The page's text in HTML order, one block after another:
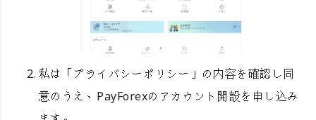
私は「プライバシーポリシー」の内容を確認し同
意のうえ、PayForexのアカウント開設を申し込み